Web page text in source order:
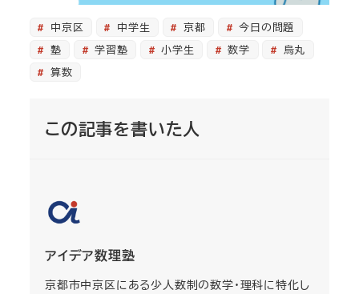
中京区 中学生 京都
今日の問題
塾
学習塾 小学生 数学
烏丸
算数
この記事を書いた人
アイデア数理塾
京都市中京区にある少人数制の数学・理科に特化し